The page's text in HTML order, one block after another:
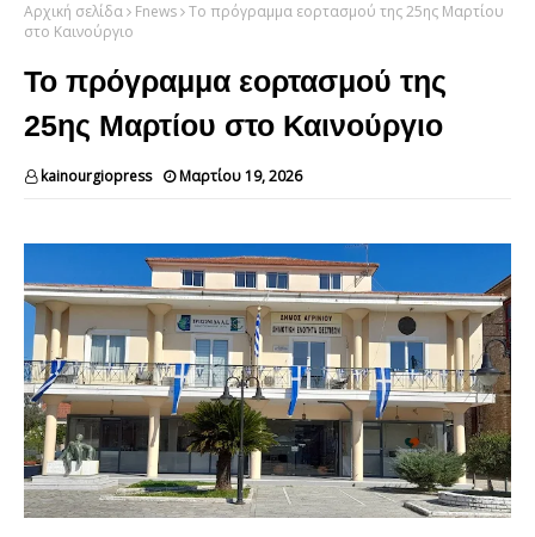
Αρχική σελίδα Fnews Το πρόγραμμα εορτασμού της 25ης Μαρτίου
στο Καινούργιο
Το πρόγραμμα εορτασμού της
25ης Μαρτίου στο Καινούργιο
kainourgiopress Μαρτίου 19, 2026